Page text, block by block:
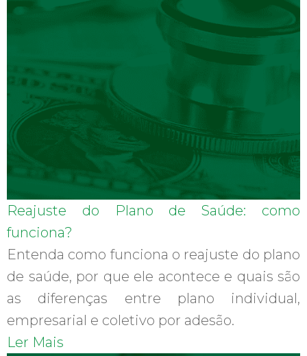
Reajuste do Plano de Saúde: como
funciona?
Entenda como funciona o reajuste do plano
de saúde, por que ele acontece e quais são
as diferenças entre plano individual,
empresarial e coletivo por adesão.
Ler Mais